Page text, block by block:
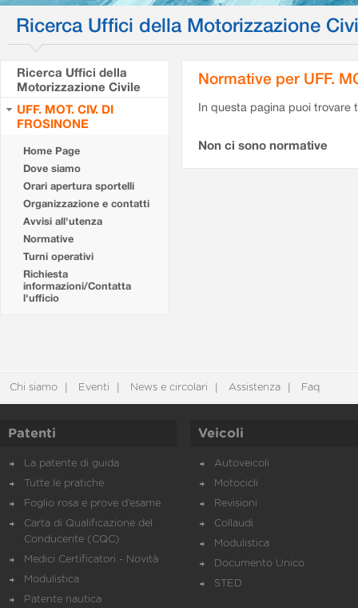
Ricerca Uffici della Motorizzazione
Ricerca Uffici della
Motorizzazione Civile
UFF. MOT. CIV. DI
FROSINONE
Home Page
Dove siamo
Orari apertura sportelli
Organizzazione e contatti
Avvisi all'utenza
Normative
Turni operativi
Richiesta
informazioni/Contatta
l'ufficio
Normative per UFF.
In questa pagina puoi
Non ci sono normative
Chi siamo Eventi News e circolari Assistenza Faq
Patenti
La patente di guida
Tutte le pratiche
Foglio rosa e prove d’esame
Carta di Qualificazione del
Conducente (CQC)
Medici Certificatori - Novità
Modulistica
Patente nautica
Veicoli
Autoveicoli
Motocicli
Revisioni
Collaudi
Modulistica
Documento Unico
STED